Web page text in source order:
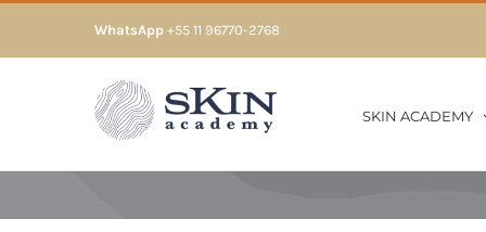
WhatsApp +55 11 96770-2768
SKIN ACADEMY